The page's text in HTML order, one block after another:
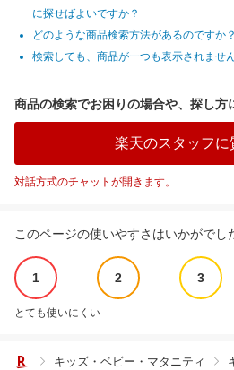
に探せばよいですか？
どのような商品検索方法があるのですか？
検索しても、商品が一つも表示されませ
商品の検索でお困りの場合や、探し方
楽天のスタッフに
対話方式のチャットが開きます。
このページの使いやすさはいかがでし
1 2 3
とても使いにくい
キッズ・ベビー・マタニティ